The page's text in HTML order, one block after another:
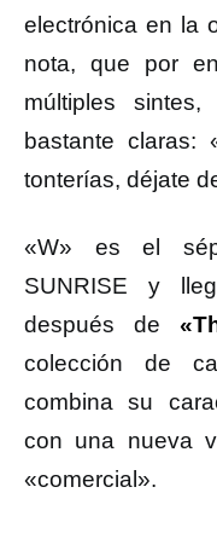
electrónica en la
nota, que por
múltiples
bastante
tonterías, déjate
«W» es el
SUNRISE y
después de
colección de
combina su
con una nueva
«comercial».